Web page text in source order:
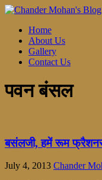
Home
About Us
Gallery
Contact Us
पवन बंसल
बसंलजी, हमें रूम
July 4, 2013 Chander